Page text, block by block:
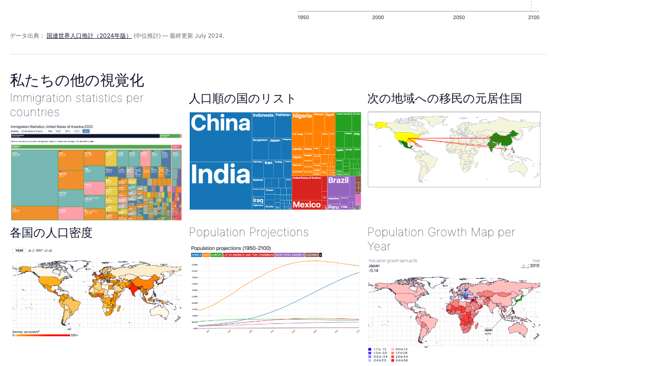
年
1950 2000 2050 2100
データ出典： 国連世界人口推計（2024年版） (中位推計) — 最終更新 July 2024.
私たちの他の視覚化
Immigration statistics per
countries
人口順の国のリスト 次の地域への移民の元居住国
各国の人口密度 Population Projections
Population Growth Map per
Year